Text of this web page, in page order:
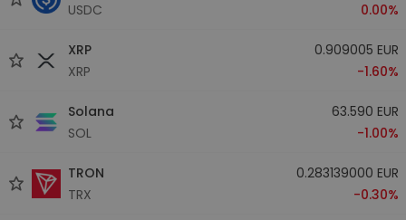
USDC
0.00%
XRP
XRP
0.909005 EUR
-1.60%
Solana
SOL
63.590 EUR
-1.00%
TRON
TRX
0.283139000 EUR
-0.30%